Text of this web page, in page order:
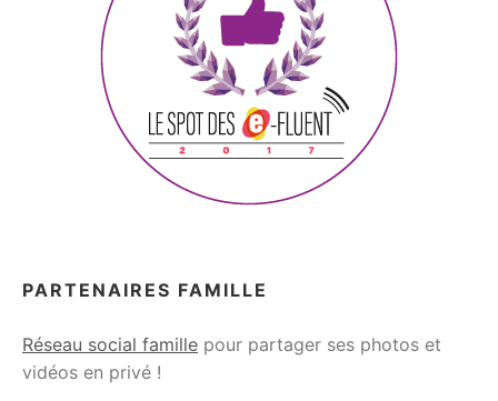
PARTENAIRES FAMILLE
Réseau social famille pour partager ses photos et
vidéos en privé !